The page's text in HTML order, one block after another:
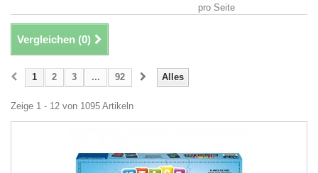
pro Seite
Vergleichen (0)
Alles
1 2 3 ... 92
Zeige 1 - 12 von 1095 Artikeln